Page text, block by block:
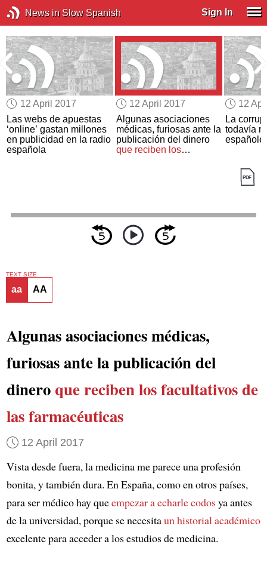
News in Slow Spanish Sign In
12 April 2017
Las webs de apuestas
‘online’ gastan millones
en publicidad en la radio
española
12 April 2017
Algunas asociaciones
médicas, furiosas ante la
publicación del dinero
que reciben los
12
La
todavía
TEXT SIZE
aa AA
Algunas asociaciones médicas,
furiosas ante la publicación del
dinero que reciben los facultativosde
las farmacéuticas
12 April 2017
Vista desde fuera, la medicina me parece una profesión
bonita, y también dura. En España, como en otros países,
para ser médico hay queempezar a echarle codosya antes
de la universidad, porque se necesitaun historial académico
excelente para acceder a los estudios de medicina.